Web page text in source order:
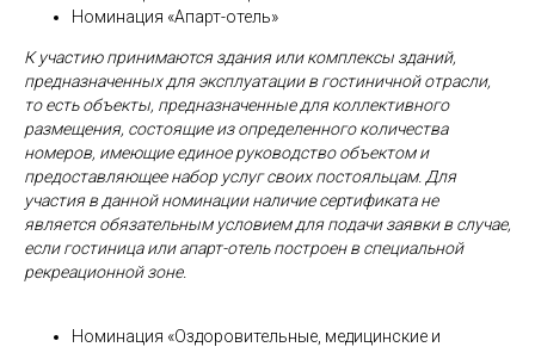
Номинация «Апарт-отель»
К участию принимаются здания или комплексы зданий,
предназначенных для эксплуатации в гостиничной отрасли,
то есть объекты, предназначенные для коллективного
размещения, состоящие из определенного количества
номеров, имеющие единое руководство объектом и
предоставляющее набор услуг своих постояльцам. Для
участия в данной номинации наличие сертификата не
является обязательным условием для подачи заявки в случае,
если гостиница или апарт-отель построен в специальной
рекреационной зоне.
Номинация «Оздоровительные, медицинские и